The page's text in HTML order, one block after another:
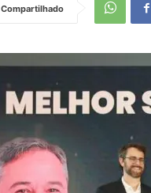
Compartilhado